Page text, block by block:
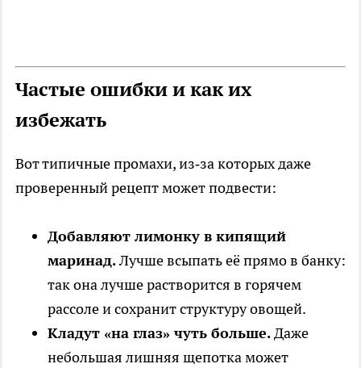
Частые ошибки и как их
избежать
Вот типичные промахи, из‑за которых даже
проверенный рецепт может подвести:
Добавляют лимонку в кипящий
маринад.Лучше всыпать её прямо в банку:
так она лучше растворится в горячем
рассоле и сохранит структуру овощей.
Кладут «на глаз» чуть больше.Даже
небольшая лишняя щепотка может